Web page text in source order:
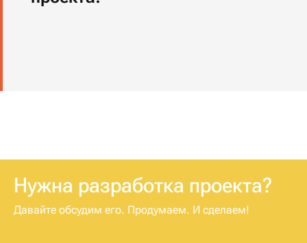
Нужна разработка проекта?
Давайте обсудим его. Продумаем. И сделаем!